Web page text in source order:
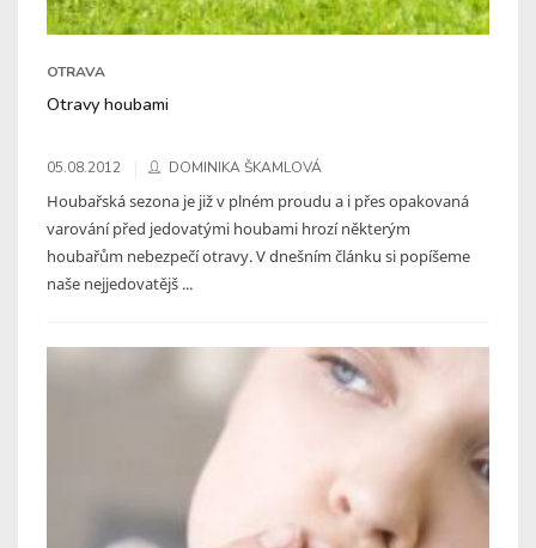
OTRAVA
Otravy houbami
05.08.2012 DOMINIKA ŠKAMLOVÁ
Houbařská sezona je již v plném proudu a i přes opakovaná
varování před jedovatými houbami hrozí některým
houbařům nebezpečí otravy. V dnešním článku si popíšeme
naše nejjedovatějš ...